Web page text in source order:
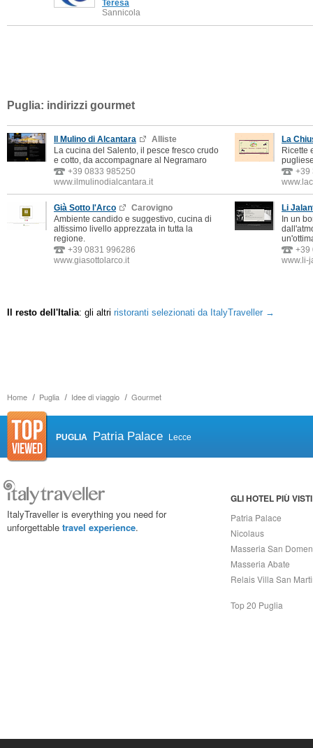
Home Puglia Idee di viaggio Gourmet
Teresa
Sannicola
Puglia: indirizzi gourmet
Il Mulino di Alcantara
Alliste
La cucina del Salento, il pesce fresco crudo
e cotto, da accompagnare al Negramaro
+39 0833 985250
www.ilmulinodialcantara.it
La
Ricette
+39
Già Sotto l'Arco
Carovigno
Ambiente candido e suggestivo, cucina di
altissimo livello apprezzata in tutta la
regione.
+39 0831 996286
www.giasottolarco.it
Li
In un
+39
www.li-
Il resto dell'Italia: gli altri ristoranti selezionati da ItalyTraveller →
PUGLIA Patria Palace Lecce
ItalyTraveller is everything you need for
unforgettable travel experience.
GLI HOTEL PIÙ VISTI
Patria Palace
Nicolaus
Masseria San
Masseria Abate
Relais Villa San
Top 20 Puglia
P.Iva, C.F. e n.Reg.Imprese Napoli: 07018010632 - Rea n.557643